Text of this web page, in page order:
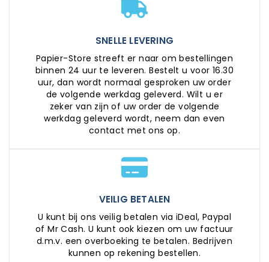
SNELLE LEVERING
Papier-Store streeft er naar om bestellingen
binnen 24 uur te leveren. Bestelt u voor 16.30
uur, dan wordt normaal gesproken uw order
de volgende werkdag geleverd. Wilt u er
zeker van zijn of uw order de volgende
werkdag geleverd wordt, neem dan even
contact met ons op.
VEILIG BETALEN
U kunt bij ons veilig betalen via iDeal, Paypal
of Mr Cash. U kunt ook kiezen om uw factuur
d.m.v. een overboeking te betalen. Bedrijven
kunnen op rekening bestellen.